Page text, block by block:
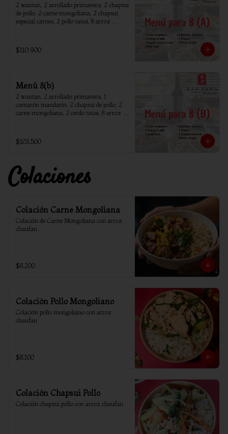
2 wantan, 2 arrollado primavera, 2 chapsui
de pollo, 2 carne mongoliana, 2 chapsui
especial carnes, 2 pollo tausi, 8 arroz
$110.900
Menú 8(b)
2 wantan, 2 arrollado primavera, 1
camarón mandarín, 2 chapsui de pollo, 2
carne mongoliana, 2 cerdo tausi, 8 arroz
$103.500
Colaciones
Colación Carne Mongoliana
Colación de Carne Mongoliana con arroz
chaufan
$8.200
Colación Pollo Mongoliano
Colación pollo mongoliano con arroz
chaufan
$8.100
Colación Chapsui Pollo
Colación chapsui pollo con arroz chaufan